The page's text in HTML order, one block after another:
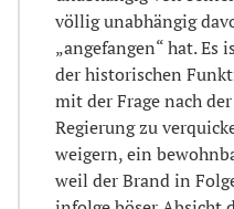
völlig unabhängig
„angefangen“ hat. Es
der historischen
mit der Frage nach
Regierung zu
weigern, ein
weil der Brand in